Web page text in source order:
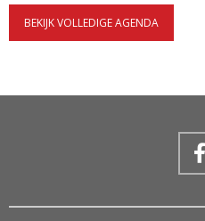
BEKIJK VOLLEDIGE AGENDA